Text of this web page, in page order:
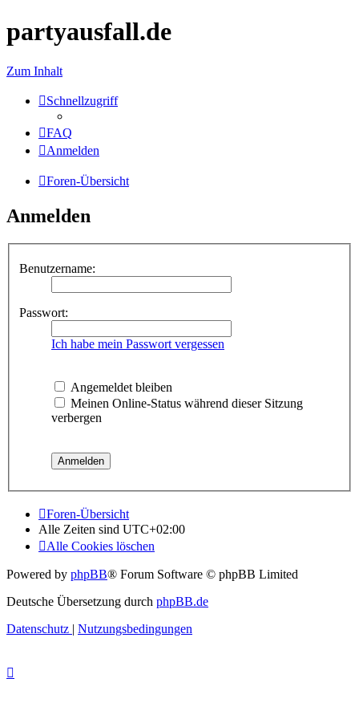
partyausfall.de
Zum Inhalt
Schnellzugriff
FAQ
Anmelden
Foren-Übersicht
Anmelden
Benutzername:
Passwort:
Ich habe mein Passwort vergessen
Angemeldet bleiben
Meinen Online-Status während dieser Sitzung
verbergen
Foren-Übersicht
Alle Zeiten sind UTC+02:00
Alle Cookies löschen
Powered by phpBB® Forum Software © phpBB Limited
Deutsche Übersetzung durch phpBB.de
Datenschutz | Nutzungsbedingungen